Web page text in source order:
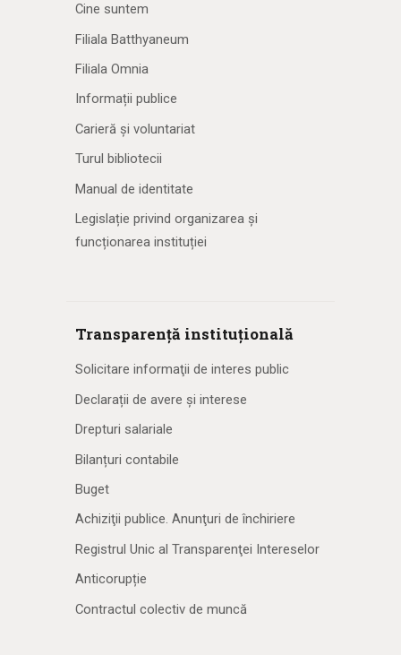
Cine suntem
Filiala Batthyaneum
Filiala Omnia
Informații publice
Carieră și voluntariat
Turul bibliotecii
Manual de identitate
Legislație privind organizarea și
funcționarea instituției
Transparență instituțională
Solicitare informaţii de interes public
Declarații de avere și interese
Drepturi salariale
Bilanțuri contabile
Buget
Achiziţii publice. Anunţuri de închiriere
Registrul Unic al Transparenţei Intereselor
Anticorupție
Contractul colectiv de muncă